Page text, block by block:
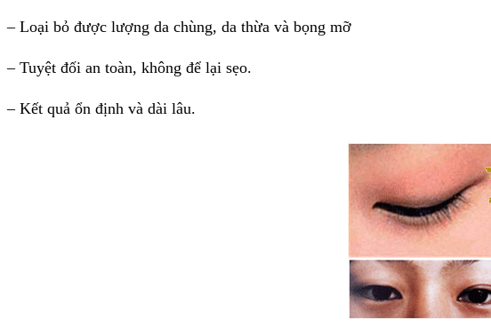
– Loại bỏ được lượng da chùng, da thừa và bọng mỡ
– Tuyệt đối an toàn, không để lại sẹo.
– Kết quả ổn định và dài lâu.